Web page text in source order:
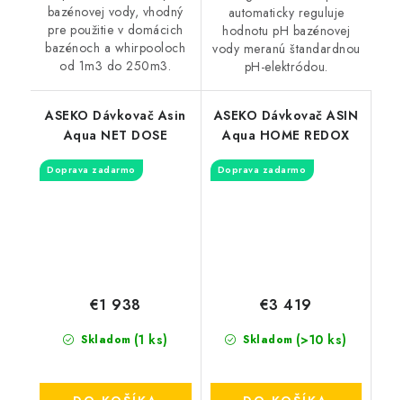
bazénovej vody, vhodný
pre použitie v domácich
bazénoch a whirpooloch
od 1m3 do 250m3.
automaticky reguluje
hodnotu pH bazénovej
vody meranú štandardnou
pH-elektródou.
ASEKO Dávkovač Asin
Aqua NET DOSE
Doprava zadarmo
Skladom (1 ks)
€1 938
ASEKO Dávkovač ASIN
Aqua HOME REDOX
Doprava zadarmo
Skladom (>10 ks)
€3 419